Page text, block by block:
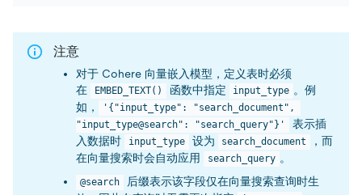
注意
对于 Cohere 向量嵌入模型，定义表时必须
在
EMBED_TEXT() 函数中指定 input_type 。例
如，
'{"input_type": "search_document",
"input_type@search": "search_query"}'
表示插
入数据时
input_type 设为 search_document
，而
在向量搜索时会自动应用
search_query 。
@search
后缀表示该字段仅在向量搜索查询时生